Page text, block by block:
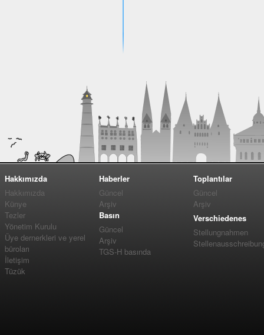
Hakkımızda
Hakkımızda
Künye
Tezler
Yönetim Kurulu
Üye dernerkleri ve yerel
büroları
İletişim
Tüzük
Haberler
Güncel
Arşiv
Basın
Güncel
Arşiv
TGS-H basında
Toplantılar
Güncel
Arşiv
Verschiedenes
Stellungnahmen